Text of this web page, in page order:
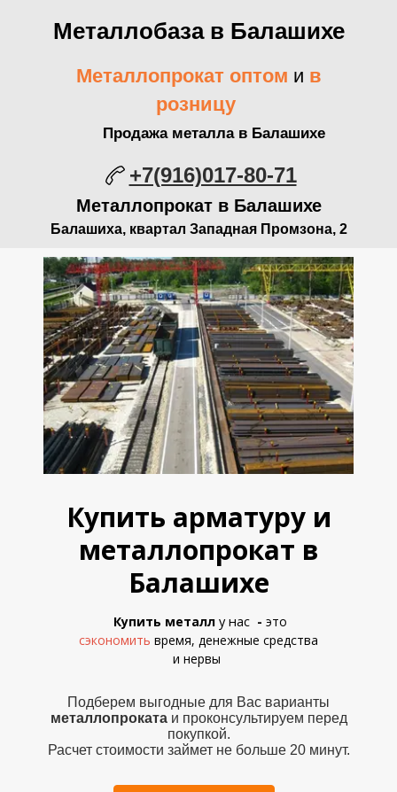
Металлобаза в Балашихе
Металлопрокат оптом и в
розницу
Продажа металла в Балашихе
+7(916)017-80-71
Металлопрокат в Балашихе
Балашиха, квартал Западная Промзона, 2
Купить арматуру и
металлопрокат в
Балашихе
Купить металл у нас - это
сэкономить время, денежные средства
и нервы
Подберем выгодные для Вас варианты
металлопрокатаи проконсультируем перед
покупкой.
Расчет стоимости займет не больше 20 минут.